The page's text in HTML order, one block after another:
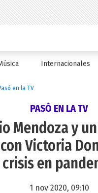
Internacionales
en la TV
PASÓ EN LA TV
Mendoza y
Victoria
crisis en
1 nov 2020, 09:10